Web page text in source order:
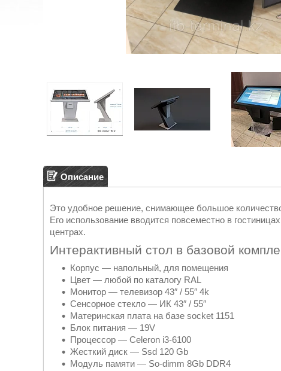
Описание
Это удобное решение, снимающее большое
Его использование вводится повсеместно в
центрах.
Интерактивный стол в базовой
Корпус — напольный, для помещения
Цвет — любой по каталогу RAL
Монитор — телевизор 43″ / 55″ 4k
Сенсорное стекло — ИК 43″ / 55″
Материнская плата на базе socket 1151
Блок питания — 19V
Процессор — Celeron i3-6100
Жесткий диск — Ssd 120 Gb
Модуль памяти — So-dimm 8Gb DDR4